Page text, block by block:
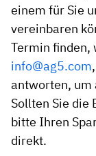
einem für Sie
vereinbaren
Termin finden,
info@ag5.com
antworten, um
Sollten Sie die
bitte Ihren
direkt.